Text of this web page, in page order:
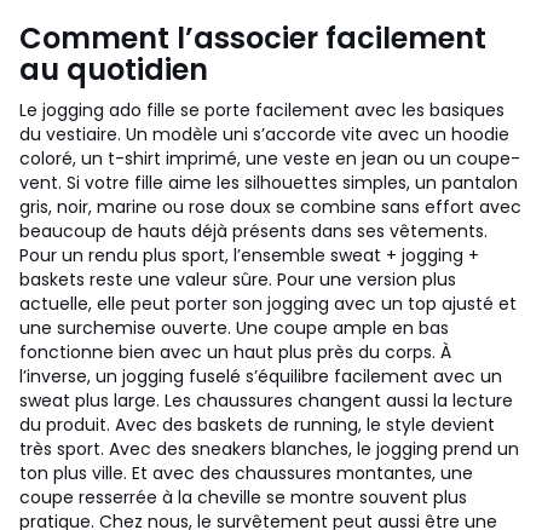
Comment l’associer facilement
au quotidien
Le jogging ado fille se porte facilement avec les basiques
du vestiaire. Un modèle uni s’accorde vite avec un hoodie
coloré, un t-shirt imprimé, une veste en jean ou un coupe-
vent. Si votre fille aime les silhouettes simples, un pantalon
gris, noir, marine ou rose doux se combine sans effort avec
beaucoup de hauts déjà présents dans ses vêtements.
Pour un rendu plus sport, l’ensemble sweat + jogging +
baskets reste une valeur sûre. Pour une version plus
actuelle, elle peut porter son jogging avec un top ajusté et
une surchemise ouverte. Une coupe ample en bas
fonctionne bien avec un haut plus près du corps. À
l’inverse, un jogging fuselé s’équilibre facilement avec un
sweat plus large. Les chaussures changent aussi la lecture
du produit. Avec des baskets de running, le style devient
très sport. Avec des sneakers blanches, le jogging prend un
ton plus ville. Et avec des chaussures montantes, une
coupe resserrée à la cheville se montre souvent plus
pratique. Chez nous, le survêtement peut aussi être une